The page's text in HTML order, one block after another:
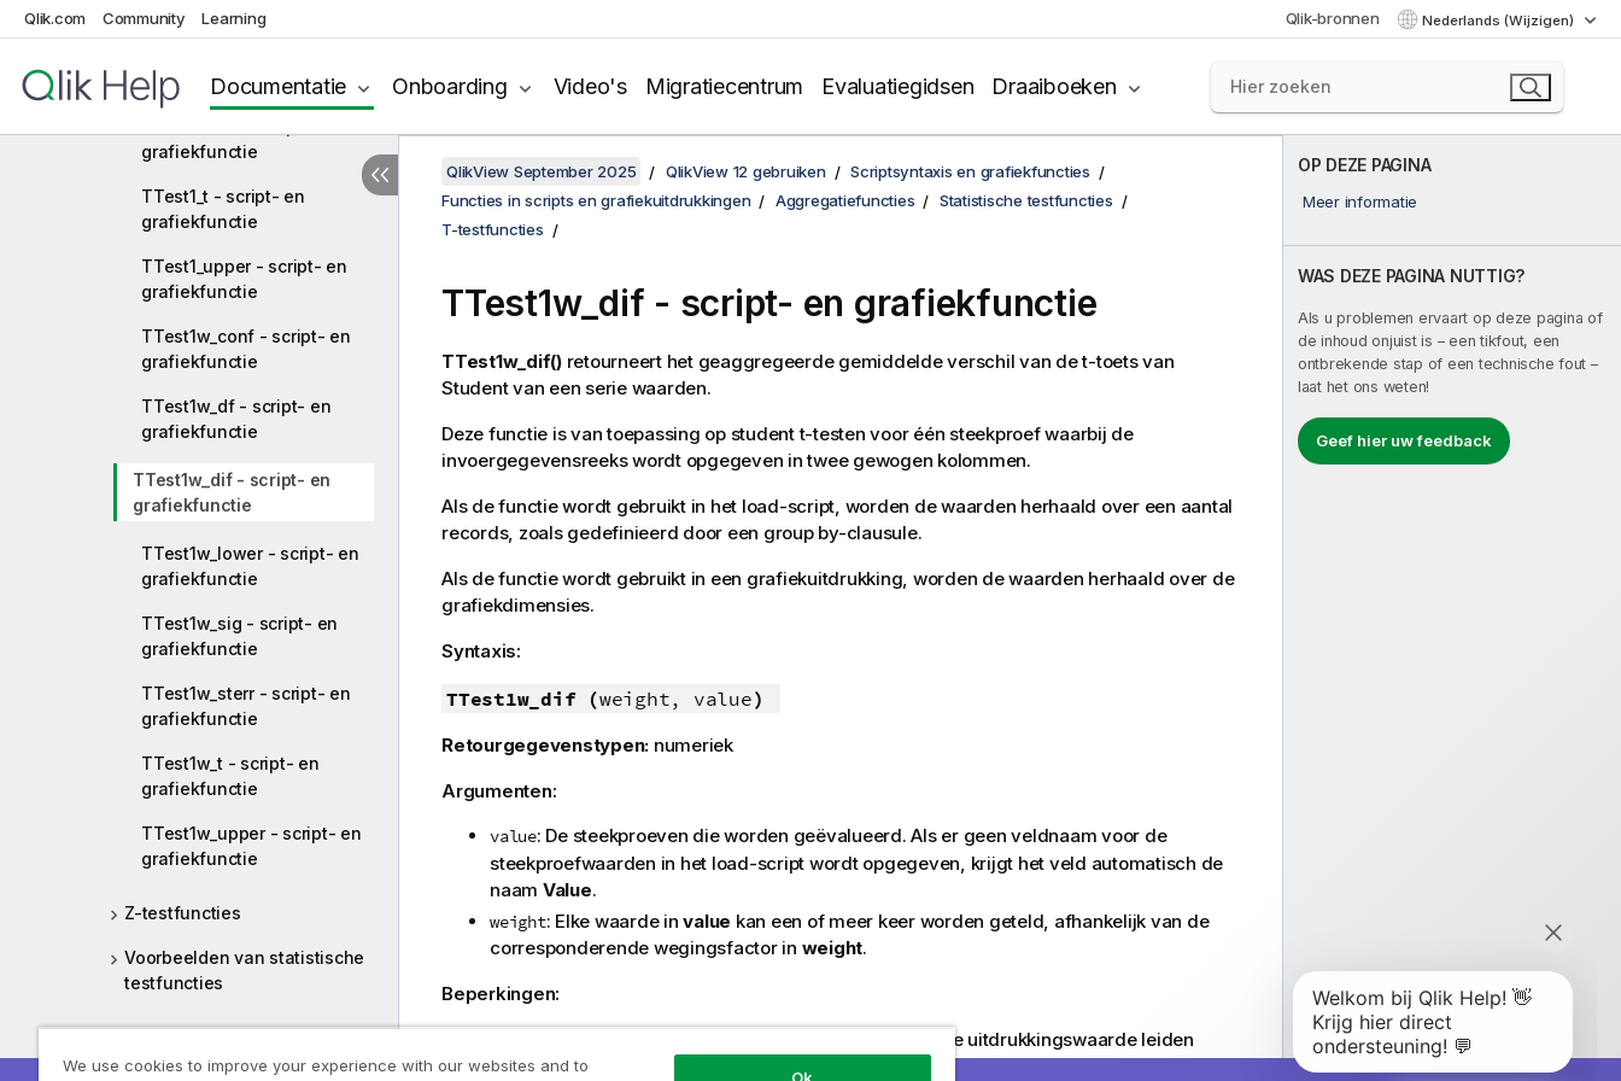
Qlik.com Community Learning Qlik-bronnen Nederlands (Wijzigen)
Documentatie Onboarding Video's Migratiecentrum Evaluatiegidsen Draaiboeken
grafiekfunctie
grafiekfunctie
grafiekfunctie
TTest1_t - script- en
grafiekfunctie
TTest1_upper - script- en
grafiekfunctie
TTest1w_conf - script- en
grafiekfunctie
TTest1w_df - script- en
grafiekfunctie
TTest1w_dif - script- en
grafiekfunctie
TTest1w_lower - script- en
grafiekfunctie
TTest1w_sig - script- en
grafiekfunctie
TTest1w_sterr - script- en
grafiekfunctie
TTest1w_t - script- en
grafiekfunctie
TTest1w_upper - script- en
grafiekfunctie
Z-testfuncties
Voorbeelden van statistische
testfuncties
tekenreeksen
OP DEZE PAGINA
Meer informatie
WAS DEZE PAGINA NUTTIG?
Als u problemen ervaart op deze pagina of
de inhoud onjuist is – een tikfout, een
ontbrekende stap of een technische fout –
laat het ons weten!
Geef hier uw feedback
QlikView September 2025 QlikView 12 gebruiken
Scriptsyntaxis en grafiekfuncties
Functies in scripts en grafiekuitdrukkingen
Aggregatiefuncties
Statistische testfuncties
T-testfuncties
TTest1w_dif - script- en grafiekfunctie
TTest1w_dif()retourneert het geaggregeerde gemiddelde verschil van de t-toets van
Student van een serie waarden.
Deze functie is van toepassing op student t-testen voor één steekproef waarbij de
invoergegevensreeks wordt opgegeven in twee gewogen kolommen.
Als de functie wordt gebruikt in het load-script, worden de waarden herhaald over een aantal
records, zoals gedefinieerd door een group by-clausule.
Als de functie wordt gebruikt in een grafiekuitdrukking, worden de waarden herhaald over de
grafiekdimensies.
Syntaxis:
TTest1w_dif (weight, value)
Retourgegevenstypen: numeriek
Argumenten:
value: De steekproeven die worden geëvalueerd. Als er geen veldnaam voor de
steekproefwaarden in het load-script wordt opgegeven, krijgt het veld automatisch de
naam Value.
weight: Elke waarde invalue kan een of meer keer worden geteld, afhankelijk van de
corresponderende wegingsfactor in weight.
Beperkingen:
-waarden en ontbrekende waarden in de uitdrukkingswaarde leiden
ertoe dat de functie
We use cookies to improve your experience with our websites and to